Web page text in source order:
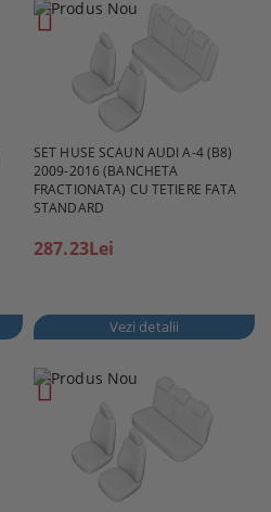
SET HUSE SCAUN AUDI A-4 (B8)
2009-2016 (BANCHETA
FRACTIONATA) CU TETIERE FATA
STANDARD
287.23Lei
Vezi detalii